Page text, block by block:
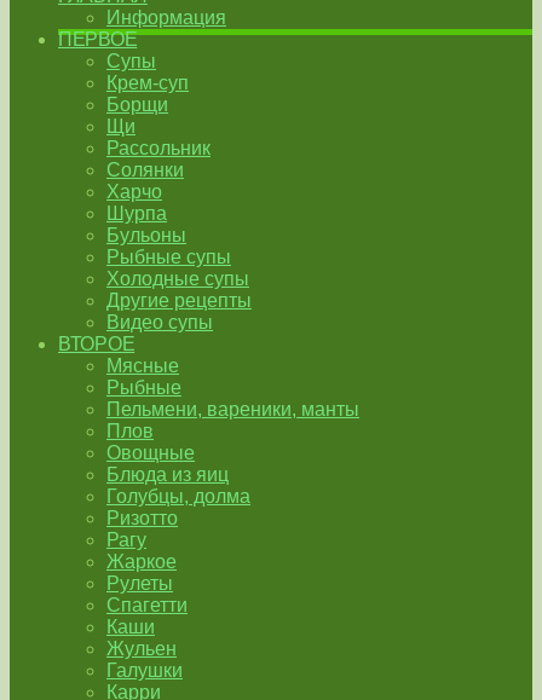
Информация
ПЕРВОЕ
Супы
Крем-суп
Борщи
Щи
Рассольник
Солянки
Харчо
Шурпа
Бульоны
Рыбные супы
Холодные супы
Другие рецепты
Видео супы
ВТОРОЕ
Мясные
Рыбные
Пельмени, вареники, манты
Плов
Овощные
Блюда из яиц
Голубцы, долма
Ризотто
Рагу
Жаркое
Рулеты
Спагетти
Каши
Жульен
Галушки
Карри